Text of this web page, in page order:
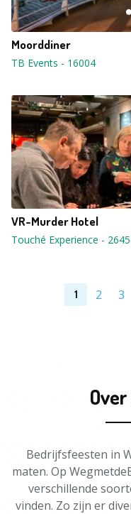
Moorddiner
TB Events - 16004
VR-Murder Hotel
Touché Experience -
1 2 3
Bedrijfsfeesten in
maten. Op
verschillende
vinden. Zo zijn er